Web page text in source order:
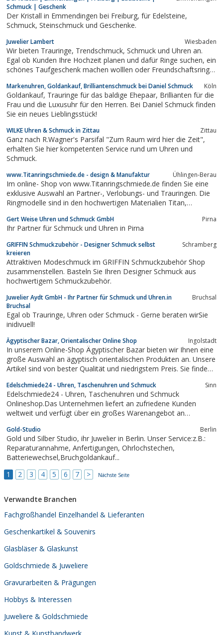
Rauschmayer aus Hong Kong...
Schmuck | Geschenk
Der Kristall in Emmendingen bei Freiburg, für Edelsteine,
Schmuck, Steinschmuck und Geschenke.
Juwelier Lambert Wiesbaden
Wir bieten Trauringe, Trendschmuck, Schmuck und Uhren an.
Egal ob Kunden Ihre Hochzeit planen und dafür Ringe suchen, ein
schönes Taufgeschenk machen wolllen oder Freundschaftsringe
Passende für jeden Geschmack und für jeden Geldbeutel.
Interessierte finden nähere...
Markenuhren, Goldankauf, Brilliantenschmuck bei Daniel Schmuck Köln
Goldankauf, Trauringe für das baldige Ehepaar, Brillianten für die
Frau und die Luxusuhr für den Herren. Bei Daniel Schmuck finden
Sie ein neues Lieblingsstück!
WILKE Uhren & Schmuck in Zittau Zittau
Ganz nach R.Wagner's Parsifal "Zum Raum wird hier die Zeit",
erhalten Sie hier kompetenten Service rund um Uhren und
Schmuck.
www.Titanringschmiede.de - design & Manufaktur Ühlingen-Berau
Im online- Shop von www.Titanringschmiede.de finden Sie eine
exklusive Auswahl an Partner-, Verlobungs- und Trauringen. Die
Ringmodelle sind in den hochwertigen Materialien Titan,
Handarbeit in der gewählten Ringgröße angefertigt.Auf Wunsch
des Kunden können die...
Gert Weise Uhren und Schmuck GmbH Pirna
Ihr Partner für Schmuck und Uhren in Pirna
GRIFFIN Schmuckzubehör - Designer Schmuck selbst
kreieren
Schramberg
Attraktiven Modeschmuck im GRIFFIN Schmuckzubehör Shop
zusammenstellen. Basteln Sie Ihren Designer Schmuck aus
hochwertigem Schmuckzubehör.
Juwelier Aydt GmbH - Ihr Partner für Schmuck und Uhren.in
Bruchsal
Bruchsal
Egal ob Trauringe, Uhren oder Schmuck - Gerne beraten wirSie
inidivuell!
Ägyptischer Bazar, Orientalischer Online Shop Ingolstadt
In unserem Online-Shop Ägyptischer Bazar bieten wir Ihnen eine
große Auswahl an ägyptisch orientalischen Produkten an. Unsere
Artikel sind von bester Qualität und niedrigstem Preis. Sie finden
des Alten Ägyptens,Wasserpfeifen, Shisha, Parfümflaschen,
Flakons,...
Edelschmiede24 - Uhren, Taschenuhren und Schmuck Sinn
Edelschmiede24 - Uhren, Taschenuhren und Schmuck
Onlineshop.Das Unternehmen liefert an zufriedene Kunden
weltweit und verfügt über ein großes Warenangebot an
Chronographen, Automatikuhren und viele mehr.Neben Uhren
finden auch schöne Schmuckstücke ihren Platz bei...
Gold-Studio Berlin
Gold und Silber Studio, ihr Juwelier in Berlin. Unser Service:z.B.:
Reparaturannahme, Anfertigungen, Ohrlochstechen,
Batteriewechsel,Bruchgoldankauf...
1
2 3 4 5 6 7 > Nächste Seite
Verwandte Branchen
Fachgroßhandel Einzelhandel & Lieferanten
Geschenkartikel & Souvenirs
Glasbläser & Glaskunst
Goldschmiede & Juweliere
Gravurarbeiten & Prägungen
Hobbys & Interessen
Juweliere & Goldschmiede